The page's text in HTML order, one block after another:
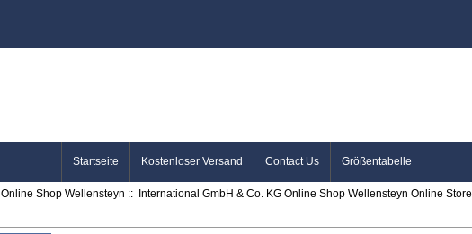
Startseite Kostenloser Versand Contact Us Größentabelle
Shop Wellensteyn :: International GmbH & Co. KG Online Shop Wellensteyn Online Store